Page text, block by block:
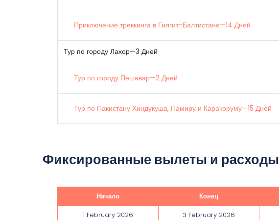
Приключение треккинга в Гилгит-Балтистане—14 Дней
Тур по городу Лахор—3 Дней
Тур по городу Пешавар—2 Дней
Тур по Пакистану Хиндукуша, Памиру и Каракоруму—15 Дней
Фиксированные вылеты и расходы
Начало Конец
1 February 2026
3 February 2026